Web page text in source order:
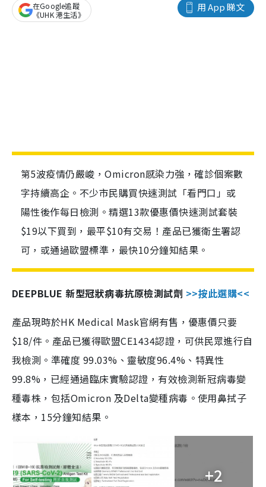
用 App 睇文
在Google追蹤
《UHK 港生活》
第5波疫情仍嚴峻，Omicron感染力強，確診個案數
字持續高企。不少市民購買快速測試「看門口」或
陽性後作每日檢測。精選13款優惠價快速測試套裝
$19以下買到，最平$10有交易！產品已獲衛生署認
可，或通過歐盟標準，最快10分鐘知結果。
DEEPBLUE 新型冠狀病毒抗原檢測試劑 >>按此選購<<
產品現時於HK Medical Mask官網有售，優惠價只要
$18/件。產品已獲得歐盟CE1434認證，可供民眾進行自
我檢測。準確度 99.03%、靈敏度96.4%、特異性
99.8%，已經通過臨床實驗認證，有效檢測新冠病毒變
種毒株，包括Omicron 及Delta變種病毒。使用鼻拭子
樣本，15分鐘知結果。
+2